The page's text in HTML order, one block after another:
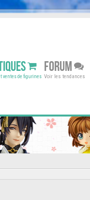
ventes de figurines
FORUM
Voir les tendances